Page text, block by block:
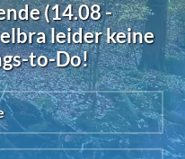
(14.08 -
leider keine
to-Do!